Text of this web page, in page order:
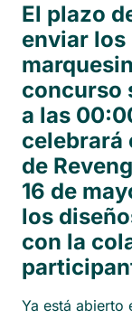
El plazo
enviar los
concurso
a las
celebrará
de
16 de
los
con la
Ya está abierto